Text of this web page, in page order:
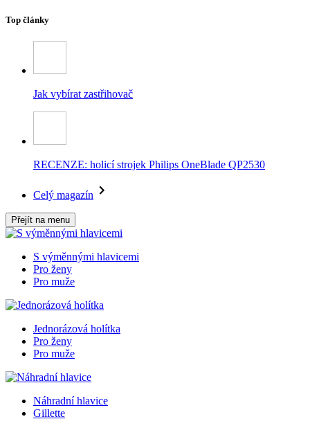
Top články
Jak vybírat zastřihovač
RECENZE: holicí strojek Philips OneBlade QP2530
Celý magazín
Přejít na menu
S výměnnými hlavicemi
Pro ženy
Pro muže
Jednorázová holítka
Pro ženy
Pro muže
Náhradní hlavice
Gillette